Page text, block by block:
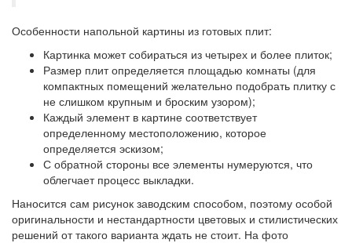
Особенности напольной картины из готовых плит:
Картинка может собираться из четырех и более плиток;
Размер плит определяется площадью комнаты (для
компактных помещений желательно подобрать плитку с
не слишком крупным и броским узором);
Каждый элемент в картине соответствует
определенному местоположению, которое
определяется эскизом;
С обратной стороны все элементы нумеруются, что
облегчает процесс выкладки.
Наносится сам рисунок заводским способом, поэтому особой
оригинальности и нестандартности цветовых и стилистических
решений от такого варианта ждать не стоит. На фото